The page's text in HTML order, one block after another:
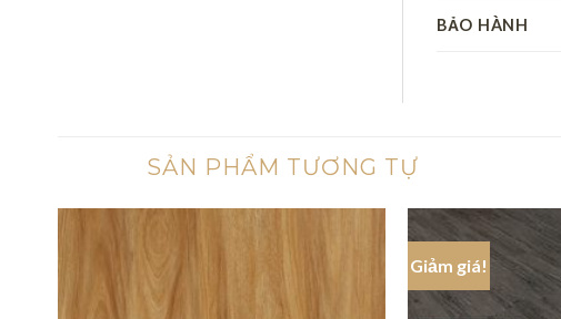
BẢO HÀNH
SẢN PHẨM TƯƠNG TỰ
Giảm giá!